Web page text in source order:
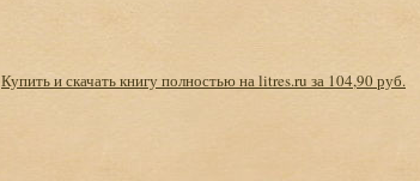
Купить и скачать книгу полностью на litres.ru за 104,90 руб.